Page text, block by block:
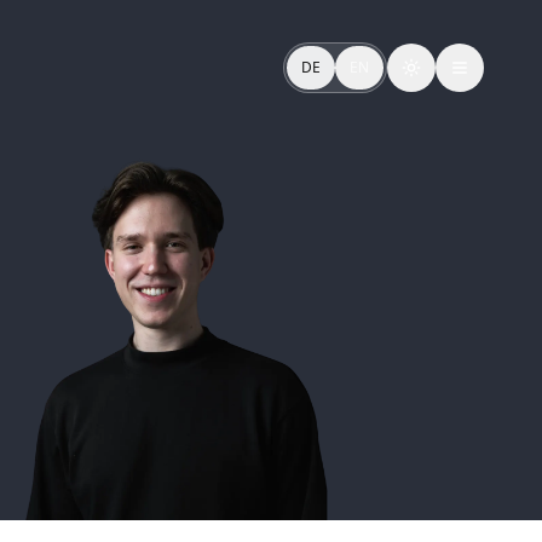
Brand, Sales & CX.
sales & CX.
DE Toggle theme